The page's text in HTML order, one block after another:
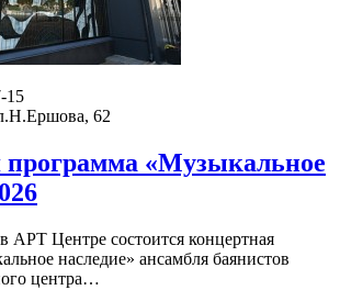
15
62
программа «Музыкальное
АРТ Центре состоится концертная
наследие» ансамбля баянистов
центра…